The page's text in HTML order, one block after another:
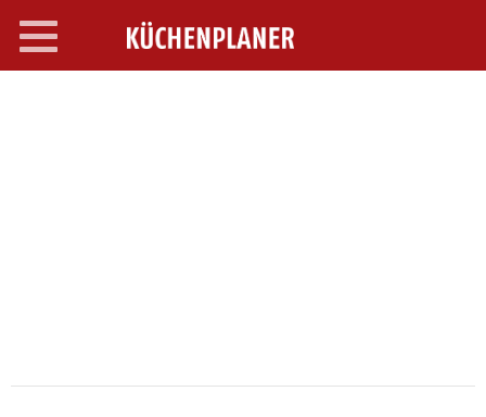
Toggle
navigation